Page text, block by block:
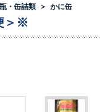
瓶・缶詰類 かに缶
＞※